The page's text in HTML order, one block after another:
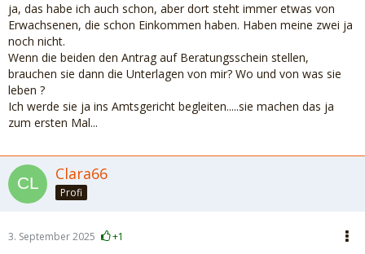
ja, das habe ich auch schon, aber dort steht immer etwas von
Erwachsenen, die schon Einkommen haben. Haben meine zwei ja
noch nicht.
Wenn die beiden den Antrag auf Beratungsschein stellen,
brauchen sie dann die Unterlagen von mir? Wo und von was sie
leben ?
Ich werde sie ja ins Amtsgericht begleiten.....sie machen das ja
zum ersten Mal...
Clara66
Profi
3. September 2025 +1